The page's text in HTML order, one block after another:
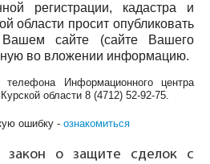
регистрации, кадастра и
области просит опубликовать
сайте (сайте Вашего
во вложении информацию.
телефона Информационного центра
области 8 (4712) 52-92-75.
ошибку - ознакомиться
о защите сделок с